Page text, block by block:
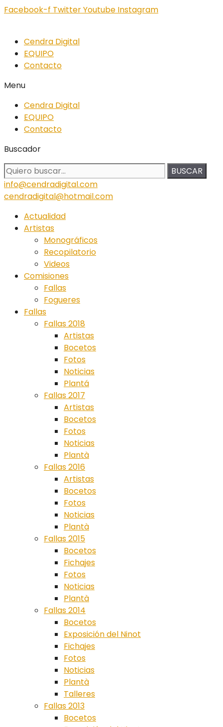
Facebook-f TwitterYoutube Instagram
Cendra Digital
EQUIPO
Contacto
Menu
Cendra Digital
EQUIPO
Contacto
Buscador
BUSCAR
info@cendradigital.com
cendradigital@hotmail.com
Actualidad
Artistas
Monográficos
Recopilatorio
Videos
Comisiones
Fallas
Fogueres
Fallas
Fallas 2018
Artistas
Bocetos
Fotos
Noticias
Plantá
Fallas 2017
Artistas
Bocetos
Fotos
Noticias
Plantà
Fallas 2016
Artistas
Bocetos
Fotos
Noticias
Plantà
Fallas 2015
Bocetos
Fichajes
Fotos
Noticias
Plantà
Fallas 2014
Bocetos
Exposición del Ninot
Fichajes
Fotos
Noticias
Plantà
Talleres
Fallas 2013
Bocetos